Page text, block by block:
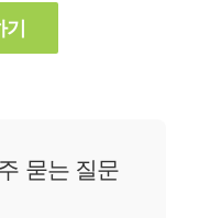
묻는 질문